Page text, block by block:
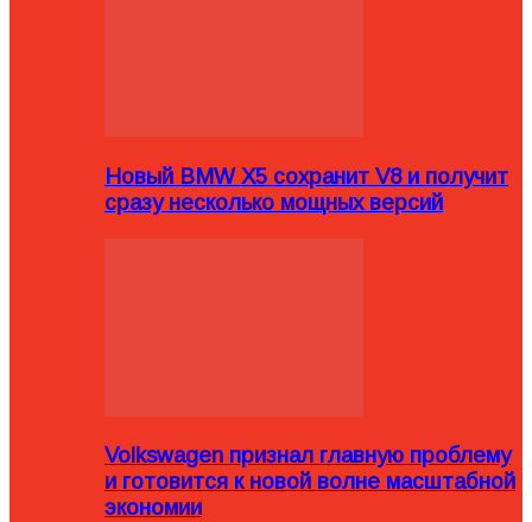
Новый BMW X5 сохранит V8 и получит
сразу несколько мощных версий
Volkswagen признал главную проблему
и готовится к новой волне масштабной
экономии